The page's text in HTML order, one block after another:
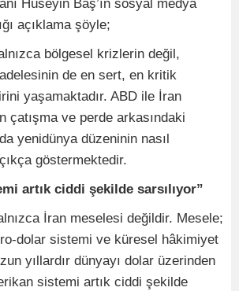
Hüseyin Baş’ın sosyal medya
açıklama şöyle;
bölgesel krizlerin değil,
de en sert, en kritik
yaşamaktadır. ABD ile İran
çatışma ve perde arkasındaki
yenidünya düzeninin nasıl
göstermektedir.
artık ciddi şekilde sarsılıyor”
İran meselesi değildir. Mesele;
dolar sistemi ve küresel hâkimiyet
yıllardır dünyayı dolar üzerinden
sistemi artık ciddi şekilde